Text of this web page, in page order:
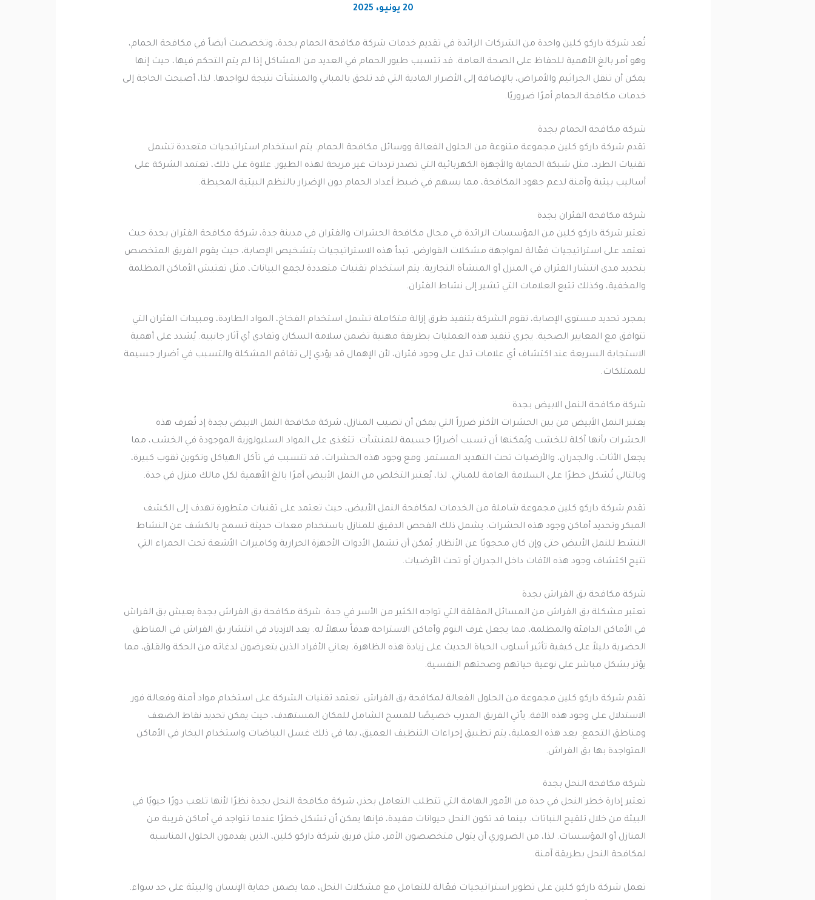
20 يونيو، 2025
تُعد شركة داركو كلين واحدة من الشركات الرائدة في تقديم خدمات شركة مكافحة الحمام بجدة، وتخصصت أيضاً في مكافحة الحمام،
وهو أمر بالغ الأهمية للحفاظ على الصحة العامة. قد تتسبب طيور الحمام في العديد من المشاكل إذا لم يتم التحكم فيها، حيث إنها
يمكن أن تنقل الجراثيم والأمراض، بالإضافة إلى الأضرار المادية التي قد تلحق بالمباني والمنشآت نتيجة لتواجدها. لذا، أصبحت الحاجة إلى
خدمات مكافحة الحمام أمرًا ضروريًا.
شركة مكافحة الحمام بجدة
تقدم شركة داركو كلين مجموعة متنوعة من الحلول الفعالة ووسائل مكافحة الحمام. يتم استخدام استراتيجيات متعددة تشمل
تقنيات الطرد، مثل شبكة الحماية والأجهزة الكهربائية التي تصدر ترددات غير مريحة لهذه الطيور. علاوة على ذلك، تعتمد الشركة على
أساليب بيئية وآمنة لدعم جهود المكافحة، مما يسهم في ضبط أعداد الحمام دون الإضرار بالنظم البيئية المحيطة.
شركة مكافحة الفئران بجدة
تعتبر شركة داركو كلين من المؤسسات الرائدة في مجال مكافحة الحشرات والفئران في مدينة جدة، شركة مكافحة الفئران بجدة حيث
تعتمد على استراتيجيات فعّالة لمواجهة مشكلات القوارض. تبدأ هذه الاستراتيجيات بتشخيص الإصابة، حيث يقوم الفريق المتخصص
بتحديد مدى انتشار الفئران في المنزل أو المنشأة التجارية. يتم استخدام تقنيات متعددة لجمع البيانات، مثل تفتيش الأماكن المظلمة
والمخفية، وكذلك تتبع العلامات التي تشير إلى نشاط الفئران.
بمجرد تحديد مستوى الإصابة، تقوم الشركة بتنفيذ طرق إزالة متكاملة تشمل استخدام الفخاخ، المواد الطاردة، ومبيدات الفئران التي
تتوافق مع المعايير الصحية. يجري تنفيذ هذه العمليات بطريقة مهنية تضمن سلامة السكان وتفادي أي آثار جانبية. يُشدد على أهمية
الاستجابة السريعة عند اكتشاف أي علامات تدل على وجود فئران، لأن الإهمال قد يؤدي إلى تفاقم المشكلة والتسبب في أضرار جسيمة
للممتلكات.
شركة مكافحة النمل الابيض بجدة
يعتبر النمل الأبيض من بين الحشرات الأكثر ضرراً التي يمكن أن تصيب المنازل، شركة مكافحة النمل الابيض بجدة إذ تُعرف هذه
الحشرات بأنها آكلة للخشب ويُمكنها أن تسبب أضرارًا جسيمة للمنشآت. تتغذى على المواد السليولوزية الموجودة في الخشب، مما
يجعل الأثاث، والجدران، والأرضيات تحت التهديد المستمر. ومع وجود هذه الحشرات، قد تتسبب في تآكل الهياكل وتكوين ثقوب كبيرة،
وبالتالي تُشكل خطرًا على السلامة العامة للمباني. لذا، يُعتبر التخلص من النمل الأبيض أمرًا بالغ الأهمية لكل مالك منزل في جدة.
تقدم شركة داركو كلين مجموعة شاملة من الخدمات لمكافحة النمل الأبيض، حيث تعتمد على تقنيات متطورة تهدف إلى الكشف
المبكر وتحديد أماكن وجود هذه الحشرات. يشمل ذلك الفحص الدقيق للمنازل باستخدام معدات حديثة تسمح بالكشف عن النشاط
النشط للنمل الأبيض حتى وإن كان محجوبًا عن الأنظار. يُمكن أن تشمل الأدوات الأجهزة الحرارية وكاميرات الأشعة تحت الحمراء التي
تتيح اكتشاف وجود هذه الآفات داخل الجدران أو تحت الأرضيات.
شركة مكافحة بق الفراش بجدة
تعتبر مشكلة بق الفراش من المسائل المقلقة التي تواجه الكثير من الأسر في جدة. شركة مكافحة بق الفراش بجدة يعيش بق الفراش
في الأماكن الدافئة والمظلمة، مما يجعل غرف النوم وأماكن الاستراحة هدفاً سهلاً له. يعد الازدياد في انتشار بق الفراش في المناطق
الحضرية دليلاً على كيفية تأثير أسلوب الحياة الحديث على زيادة هذه الظاهرة. يعاني الأفراد الذين يتعرضون لدغاته من الحكة والقلق، مما
يؤثر بشكل مباشر على نوعية حياتهم وصحتهم النفسية.
تقدم شركة داركو كلين مجموعة من الحلول الفعالة لمكافحة بق الفراش. تعتمد تقنيات الشركة على استخدام مواد آمنة وفعالة فور
الاستدلال على وجود هذه الآفة. يأتي الفريق المدرب خصيصًا للمسح الشامل للمكان المستهدف، حيث يمكن تحديد نقاط الضعف
ومناطق التجمع. بعد هذه العملية، يتم تطبيق إجراءات التنظيف العميق، بما في ذلك غسل البياضات واستخدام البخار في الأماكن
المتواجدة بها بق الفراش.
شركة مكافحة النحل بجدة
تعتبر إدارة خطر النحل في جدة من الأمور الهامة التي تتطلب التعامل بحذر، شركة مكافحة النحل بجدة نظرًا لأنها تلعب دورًا حيويًا في
البيئة من خلال تلقيح النباتات. بينما قد تكون النحل حيوانات مفيدة، فإنها يمكن أن تشكل خطرًا عندما تتواجد في أماكن قريبة من
المنازل أو المؤسسات. لذا، من الضروري أن يتولى متخصصون الأمر، مثل فريق شركة داركو كلين، الذين يقدمون الحلول المناسبة
لمكافحة النحل بطريقة آمنة.
تعمل شركة داركو كلين على تطوير استراتيجيات فعّالة للتعامل مع مشكلات النحل، مما يضمن حماية الإنسان والبيئة على حد سواء.